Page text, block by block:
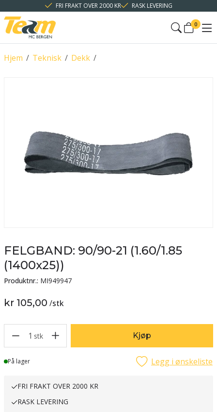
FRI FRAKT OVER 2000 KR RASK LEVERING
0
/
Hjem /
Teknisk /
Dekk
FELGBAND: 90/90-21 (1.60/1.85
(1400x25))
Produktnr.: MI949947
kr 105,00 /stk
1 stk Kjøp
Lager
På lager Legg i ønskeliste
FRI FRAKT OVER 2000 KR
RASK LEVERING